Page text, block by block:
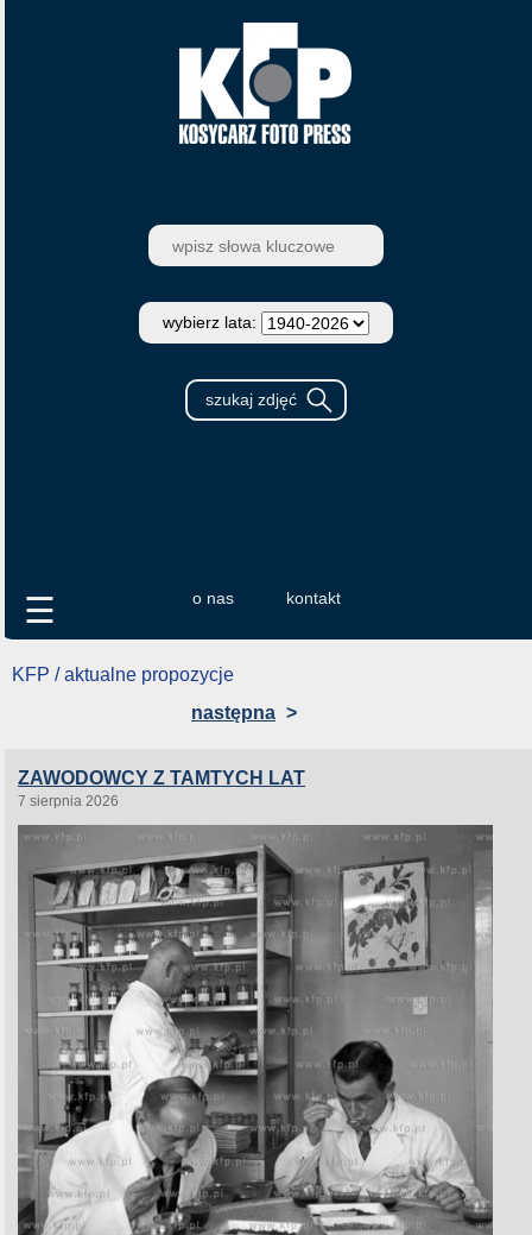
wybierz lata:
o nas kontakt
☰
KFP / aktualne propozycje
następna >
ZAWODOWCY Z TAMTYCH LAT
7 sierpnia 2026